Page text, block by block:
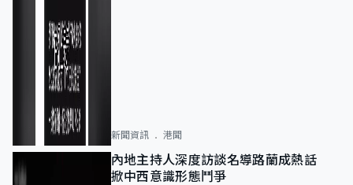
新聞資訊 港聞
內地主持人深度訪談名導路蘭成熱話
掀中西意識形態鬥爭